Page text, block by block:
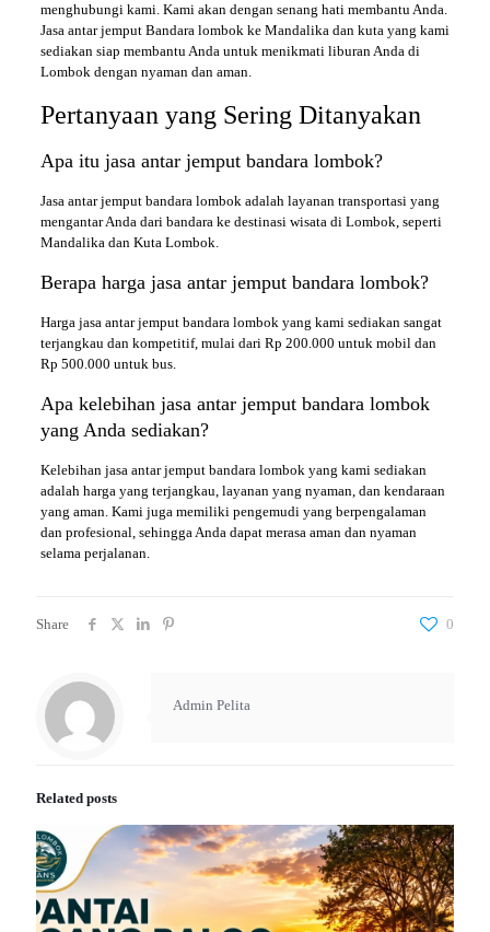
menghubungi kami. Kami akan dengan senang hati membantu Anda.
Jasa antar jemput Bandara lombok ke Mandalika dan kuta yang kami
sediakan siap membantu Anda untuk menikmati liburan Anda di
Lombok dengan nyaman dan aman.
Pertanyaan yang Sering Ditanyakan
Apa itu jasa antar jemput bandara lombok?
Jasa antar jemput bandara lombok adalah layanan transportasi yang
mengantar Anda dari bandara ke destinasi wisata di Lombok, seperti
Mandalika dan Kuta Lombok.
Berapa harga jasa antar jemput bandara lombok?
Harga jasa antar jemput bandara lombok yang kami sediakan sangat
terjangkau dan kompetitif, mulai dari Rp 200.000 untuk mobil dan
Rp 500.000 untuk bus.
Apa kelebihan jasa antar jemput bandara lombok
yang Anda sediakan?
Kelebihan jasa antar jemput bandara lombok yang kami sediakan
adalah harga yang terjangkau, layanan yang nyaman, dan kendaraan
yang aman. Kami juga memiliki pengemudi yang berpengalaman
dan profesional, sehingga Anda dapat merasa aman dan nyaman
selama perjalanan.
Share 0
Admin Pelita
Related posts